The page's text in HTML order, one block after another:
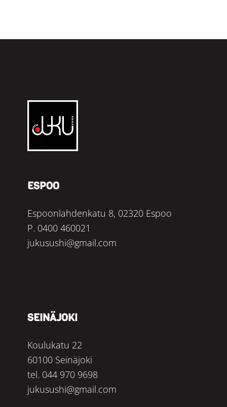
ESPOO
Espoonlahdenkatu 8, 02320 Espoo
P. 0400 460021
jukusushi@gmail.com
SEINÄJOKI
Koulukatu 22
60100 Seinäjoki
tel. 044 970 9698
jukusushi@gmail.com